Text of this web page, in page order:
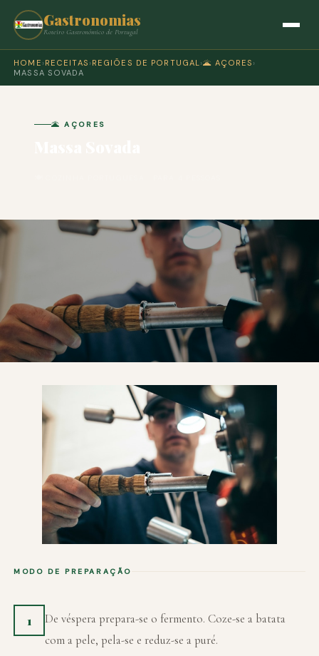
Gastronomias
Roteiro Gastronómico de Portugal
HOME › RECEITAS › REGIÕES DE PORTUGAL›🌋 AÇORES ›
MASSA SOVADA
🌋 AÇORES
MODO DE PREPARAÇÃO
1
De véspera prepara-se o fermento. Coze-se a batata
com a pele, pela-se e reduz-se a puré.